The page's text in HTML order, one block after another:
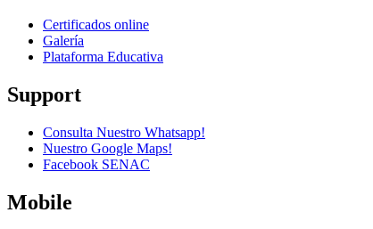
Certificados online
Galería
Plataforma Educativa
Support
Consulta Nuestro Whatsapp!
Nuestro Google Maps!
Facebook SENAC
Mobile